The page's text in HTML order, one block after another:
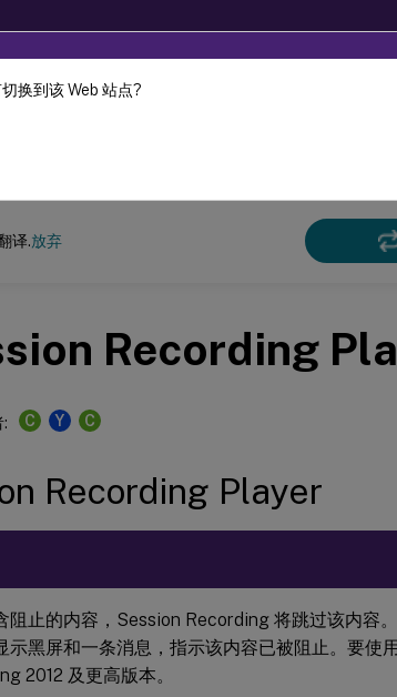
译.放弃
Recording
C Y C
Recording Player
阻止的内容，Session Recording 将跳过该内容
示黑屏和一条消息，指示该内容已被阻止。要使
2012 及更高版本。
换到该 Web 站点?